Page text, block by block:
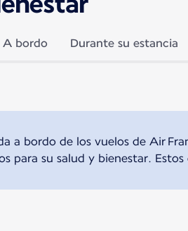
A bordo Durante su estancia
a bordo de los vuelos de Air
para su salud y bienestar.